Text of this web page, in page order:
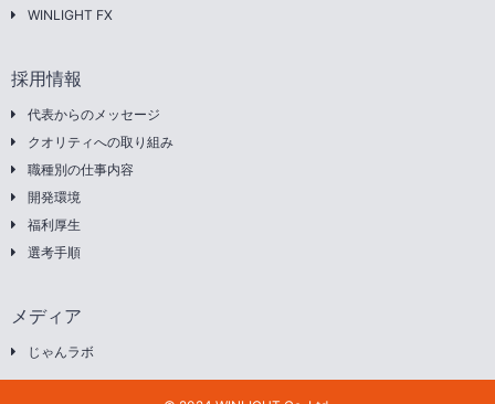
WINLIGHT FX
採用情報
代表からのメッセージ
クオリティへの取り組み
職種別の仕事内容
開発環境
福利厚生
選考手順
メディア
じゃんラボ